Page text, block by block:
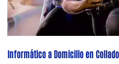
Informático a Domicilio en